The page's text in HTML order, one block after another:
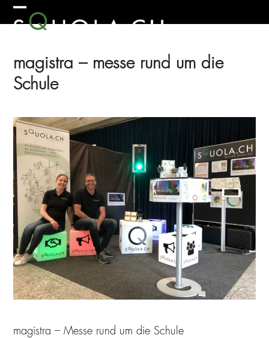
Skip
to Open
menu
Close
menu
magistra – messe rund um die
Schule
magistra – Messe rund um die Schule